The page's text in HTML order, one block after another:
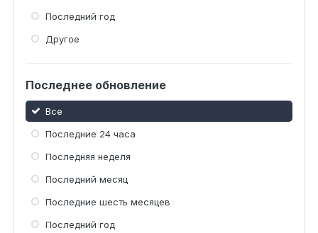
Последний год
Другое
Последнее обновление
Все
Последние 24 часа
Последняя неделя
Последний месяц
Последние шесть месяцев
Последний год